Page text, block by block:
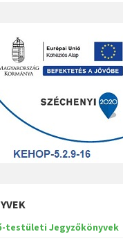
testületi Jegyzőkönyvek